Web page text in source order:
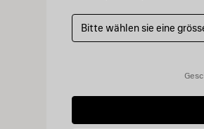
BRAUN/BEIGE/BLAU
Braun/Beige/Blau
Bitte wählen sie eine